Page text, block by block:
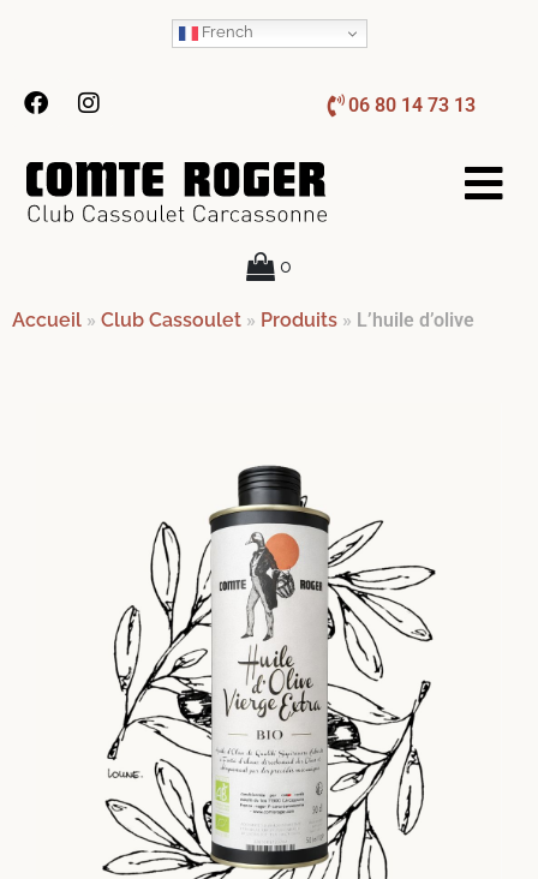
French
06 80 14 73 13
0
Accueil » Club Cassoulet » Produits » L’huile d’olive